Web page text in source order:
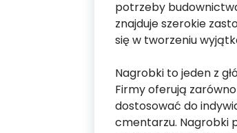
potrzeby
znajduje szerokie
się w tworzeniu
Nagrobki to jeden z
Firmy oferują
dostosować do
cmentarzu. Nagrobki